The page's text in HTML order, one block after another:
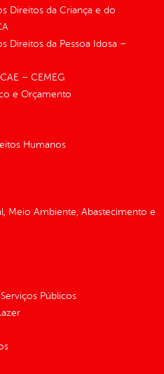
Direitos da Criança e do
Direitos da Pessoa Idosa –
– CEMEG
e Orçamento
Humanos
Meio Ambiente, Abastecimento e
Públicos